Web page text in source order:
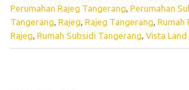
Perumahan Rajeg Tangerang, Perumahan
Tangerang, Rajeg, Rajeg Tangerang, Rumah
Rajeg, Rumah Subsidi Tangerang, Vista Land